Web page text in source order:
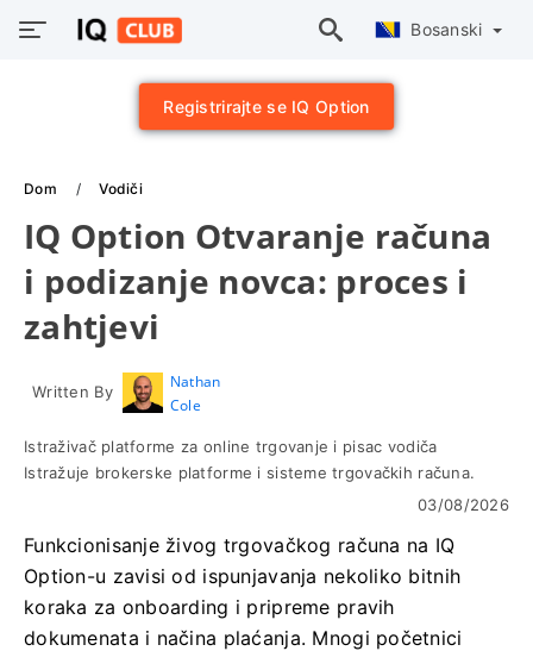
Bosanski
Registrirajte se IQ Option
Dom Vodiči
IQ Option Otvaranje računa
i podizanje novca: proces i
zahtjevi
Written By
Nathan
Cole
Istraživač platforme za online trgovanje i pisac vodiča
Istražuje brokerske platforme i sisteme trgovačkih računa.
03/08/2026
Funkcionisanje živog trgovačkog računa na IQ
Option-u zavisi od ispunjavanja nekoliko bitnih
koraka za onboarding i pripreme pravih
dokumenata i načina plaćanja. Mnogi početnici